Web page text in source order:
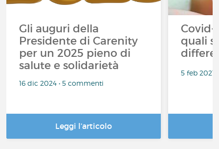
Gli auguri della
Presidente di Carenity
per un 2025 pieno di
salute e solidarietà
16 dic 2024 • 5 commenti
Leggi l’articolo
Covid-
quali
5 feb 2021